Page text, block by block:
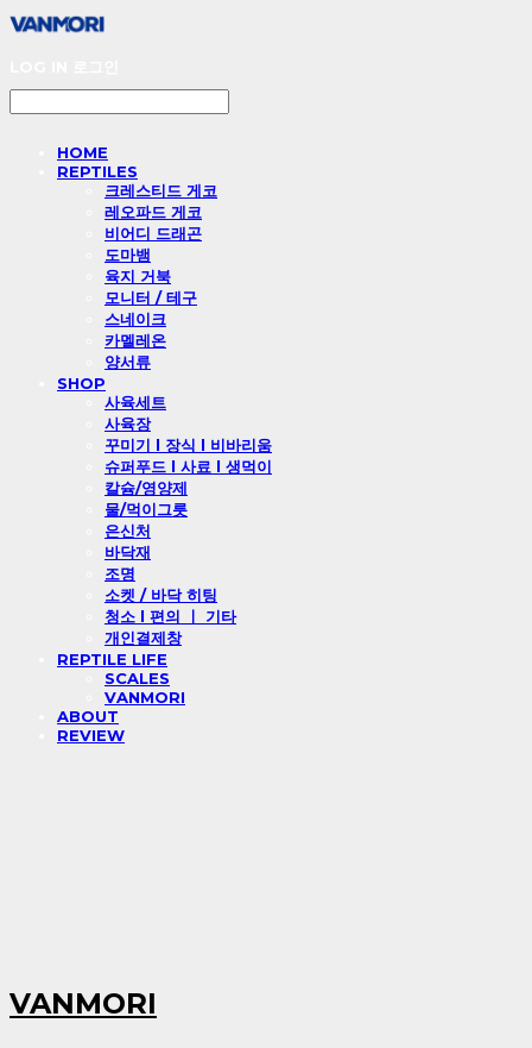
HOME
REPTILES
크레스티드 게코
레오파드 게코
비어디 드래곤
도마뱀
육지 거북
모니터 / 테구
스네이크
카멜레온
양서류
SHOP
사육세트
사육장
꾸미기 l 장식 l 비바리움
슈퍼푸드 l 사료 l 생먹이
칼슘/영양제
물/먹이그릇
은신처
바닥재
조명
소켓 / 바닥 히팅
청소 l 편의 ㅣ 기타
개인결제창
REPTILE LIFE
SCALES
VANMORI
ABOUT
REVIEW
VANMORI